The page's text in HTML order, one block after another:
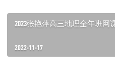
2023张艳萍高三地理全年班网
2022-11-17